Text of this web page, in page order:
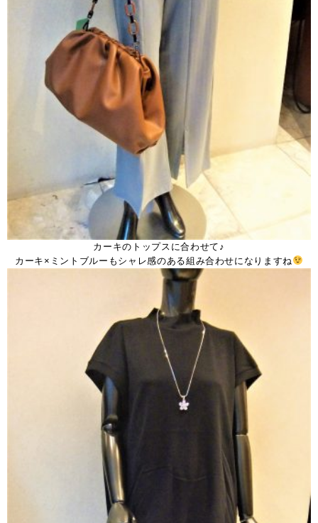
カーキのトップスに合わせて♪
カーキ×ミントブルーもシャレ感のある組み合わせになりますね